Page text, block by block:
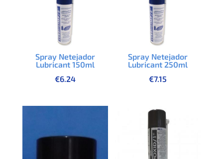
Spray Netejador
Lubricant 150ml
€6.24
Spray Netejador
Lubricant 250ml
€7.15